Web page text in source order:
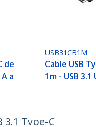
de
a
USB31CB1M
Cable USB
1m - USB 3.1
3.1 Type-C